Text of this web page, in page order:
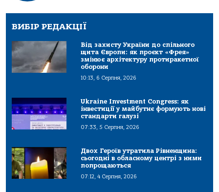
ВИБІР РЕДАКЦІЇ
Від захисту України до спільного
щита Європи: як проєкт «Фрея»
змінює архітектуру протиракетної
оборони
10:13, 6 Серпня, 2026
Ukraine Investment Congress: як
інвестиції у майбутнє формують нові
стандарти галузі
07:33, 5 Серпня, 2026
Двох Героїв утратила Рівненщина:
сьогодні в обласному центрі з ними
попрощаються
07:12, 4 Серпня, 2026